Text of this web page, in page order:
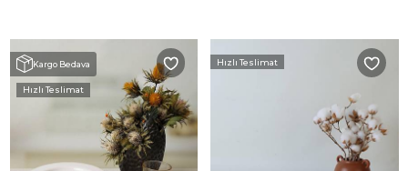
Kargo Bedava
Hızlı Teslimat
Hızlı Teslimat